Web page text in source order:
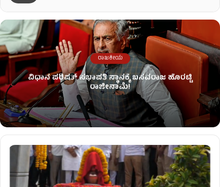
ರಾಜಕೀಯ
ವಿಧಾನ ಪರಿಷತ್ ಸಭಾಪತಿ ಸ್ಥಾನಕ್ಕೆ ಬಸವರಾಜ ಹೊರಟ್ಟಿ
ರಾಜೀನಾಮೆ!